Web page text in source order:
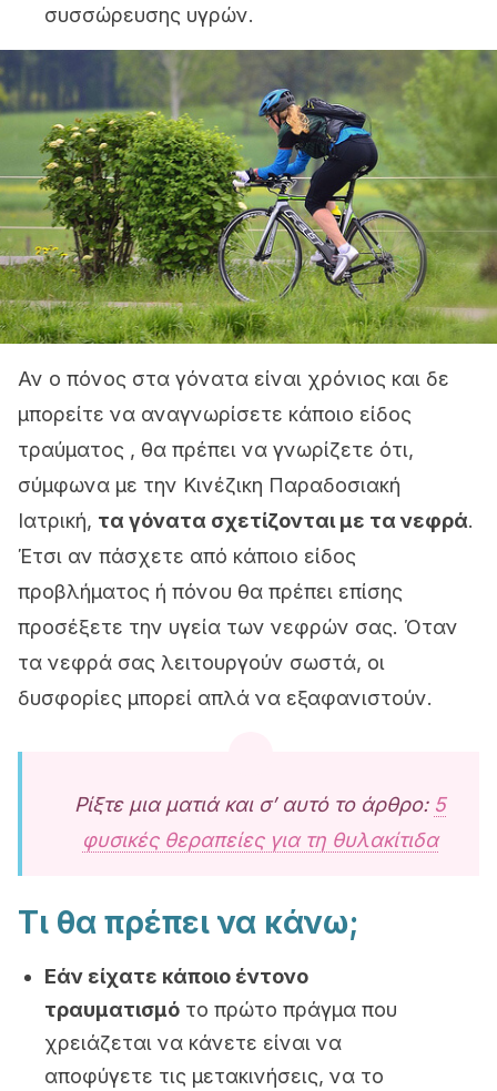
συσσώρευσης υγρών.
Αν ο πόνος στα γόνατα είναι χρόνιος και δε
μπορείτε να αναγνωρίσετε κάποιο είδος
τραύματος , θα πρέπει να γνωρίζετε ότι,
σύμφωνα με την Κινέζικη Παραδοσιακή
Ιατρική, τα γόνατα σχετίζονται με τα νεφρά.
Έτσι αν πάσχετε από κάποιο είδος
προβλήματος ή πόνου θα πρέπει επίσης
προσέξετε την υγεία των νεφρών σας. Όταν
τα νεφρά σας λειτουργούν σωστά, οι
δυσφορίες μπορεί απλά να εξαφανιστούν.
Ρίξτε μια ματιά και σ’ αυτό το άρθρο: 5
φυσικές θεραπείες για τη θυλακίτιδα
Τι θα πρέπει να κάνω;
Εάν είχατε κάποιο έντονο
τραυματισμό το πρώτο πράγμα που
χρειάζεται να κάνετε είναι να
αποφύγετε τις μετακινήσεις, να το